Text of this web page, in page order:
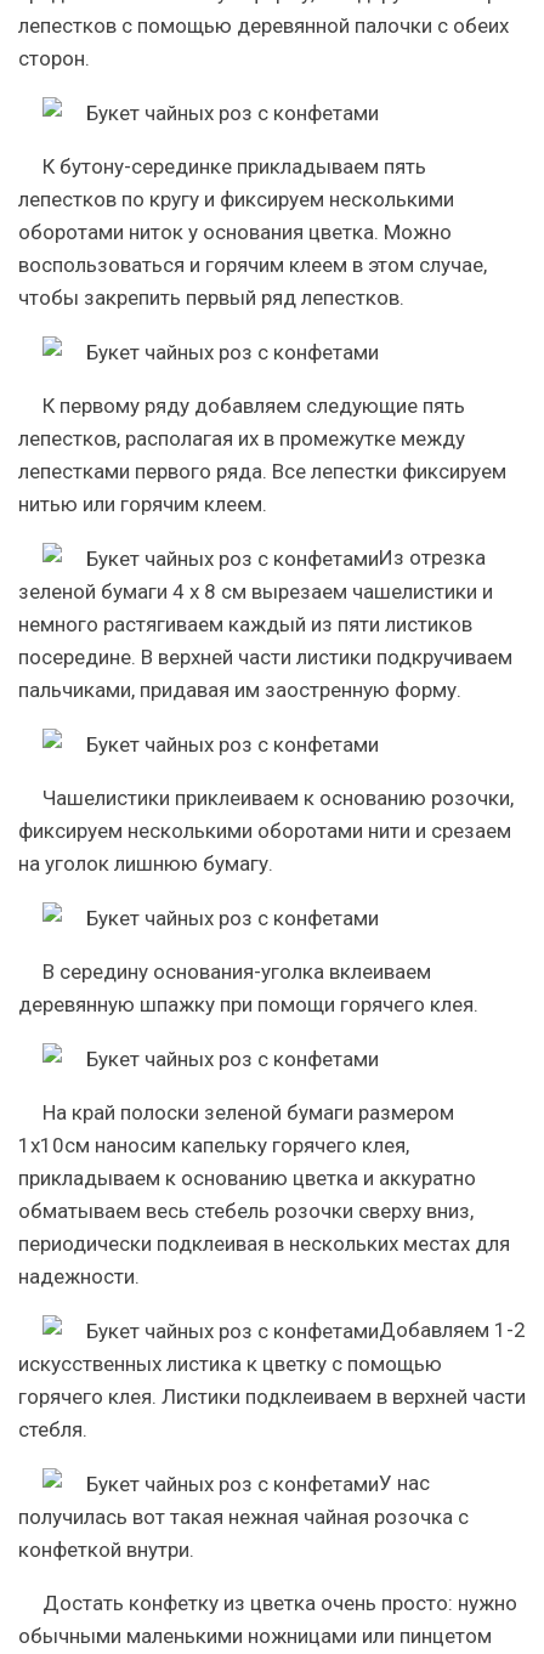
лепестков с помощью деревянной палочки с обеих
сторон.
К бутону-серединке прикладываем пять
лепестков по кругу и фиксируем несколькими
оборотами ниток у основания цветка. Можно
воспользоваться и горячим клеем в этом случае,
чтобы закрепить первый ряд лепестков.
К первому ряду добавляем следующие пять
лепестков, располагая их в промежутке между
лепестками первого ряда. Все лепестки фиксируем
нитью или горячим клеем.
Из отрезка
зеленой бумаги 4 х 8 см вырезаем чашелистики и
немного растягиваем каждый из пяти листиков
посередине. В верхней части листики подкручиваем
пальчиками, придавая им заостренную форму.
Чашелистики приклеиваем к основанию розочки,
фиксируем несколькими оборотами нити и срезаем
на уголок лишнюю бумагу.
В середину основания-уголка вклеиваем
деревянную шпажку при помощи горячего клея.
На край полоски зеленой бумаги размером
1х10см наносим капельку горячего клея,
прикладываем к основанию цветка и аккуратно
обматываем весь стебель розочки сверху вниз,
периодически подклеивая в нескольких местах для
надежности.
Добавляем 1-2
искусственных листика к цветку с помощью
горячего клея. Листики подклеиваем в верхней части
стебля.
У нас
получилась вот такая нежная чайная розочка с
конфеткой внутри.
Достать конфетку из цветка очень просто: нужно
обычными маленькими ножницами или пинцетом